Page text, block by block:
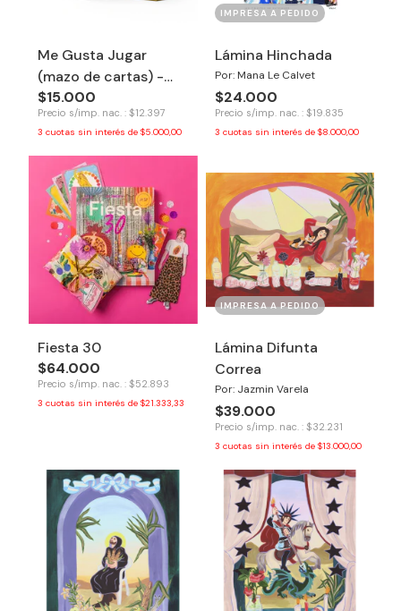
Me Gusta Jugar
(mazo de cartas) -
Tinkuy
$15.000
Precio s/imp. nac. : $12.397
3 cuotas sin interés de $5.000,00
IMPRESA A PEDIDO
Lámina Hinchada
Por: Mana Le Calvet
$24.000
Precio s/imp. nac. : $19.835
3 cuotas sin interés de $8.000,00
Fiesta 30
$64.000
Precio s/imp. nac. : $52.893
3 cuotas sin interés de $21.333,33
IMPRESA A PEDIDO
Lámina Difunta
Correa
Por: Jazmin Varela
$39.000
Precio s/imp. nac. : $32.231
3 cuotas sin interés de $13.000,00